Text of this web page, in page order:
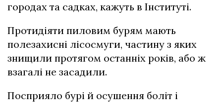
городах та садках, кажуть в Інституті.
Протидіяти пиловим бурям мають
полезахисні лісосмуги, частину з яких
знищили протягом останніх років, або ж
взагалі не засадили.
Посприяло бурі й осушення боліт і